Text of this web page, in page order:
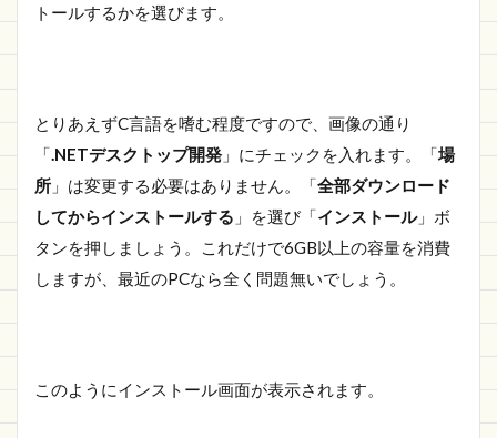
トールするかを選びます。
とりあえずC言語を嗜む程度ですので、画像の通り
「.NETデスクトップ開発 」にチェックを入れます。「場
所 」は変更する必要はありません。「全部ダウンロード
してからインストールする 」を選び「インストール」ボ
タンを押しましょう。これだけで6GB以上の容量を消費
しますが、最近のPCなら全く問題無いでしょう。
このようにインストール画面が表示されます。